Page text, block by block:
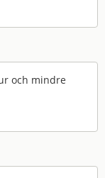
och mindre